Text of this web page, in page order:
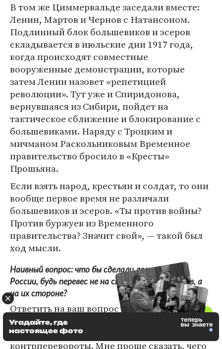
В том же Циммервальде заседали вместе:
Ленин, Мартов и Чернов с Натансоном.
Подлинный блок большевиков и эсеров
складывается в июльские дни 1917 года,
когда происходят совместные
вооруженные демонстрации, которые
затем Ленин назовет «репетицией
революции». Тут уже и Спиридонова,
вернувшаяся из Сибири, пойдет на
тактическое сближение и блокирование с
большевиками. Наряду с Троцким и
мичманом Раскольниковым Временное
правительство бросило в «Кресты»
Прошьяна.
Если взять народ, крестьян и солдат, то они
вообще первое время не различали
большевиков и эсеров. «Ты против войны?
Против буржуев из Временного
правительства? Значит свой», — такой был
ход мысли.
Наивный вопрос: что бы сделали левые эсеры в
России, будь перевес не на стороне большевиков, а
на их стороне?
Ответить на ваш вопрос очень сложно. Там
были миллионы обстоятельств и нюансов,
бесконечные заговоры, перевороты и
контрперевороты. Мне проще сказать, чего
Угадайте, где
настоящее фото